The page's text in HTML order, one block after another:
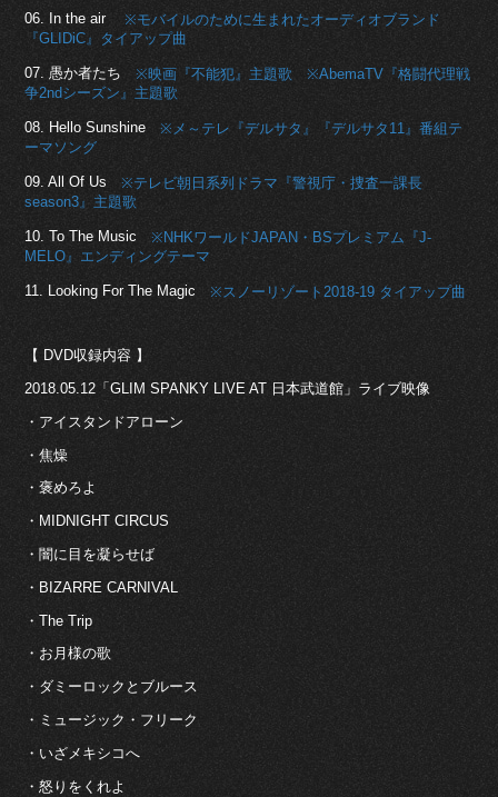
06. In the air※モバイルのために生まれたオーディオブランド
『GLIDiC』タイアップ曲
07. 愚か者たち※映画『不能犯』主題歌
※AbemaTV『格闘代理戦
争2ndシーズン』主題歌
08. Hello Sunshine※メ～テレ『デルサタ』『デルサタ11』番組テ
ーマソング
09. All Of Us※テレビ朝日系列ドラマ『警視庁・捜査一課長
season3』主題歌
10. To The Music※NHKワールドJAPAN・BSプレミアム『J-
MELO』エンディングテーマ
11. Looking For The Magic※スノーリゾート2018-19 タイアップ曲
【 DVD収録内容 】
2018.05.12「GLIM SPANKY LIVE AT 日本武道館」ライブ映像
・アイスタンドアローン
・焦燥
・褒めろよ
・MIDNIGHT CIRCUS
・闇に目を凝らせば
・BIZARRE CARNIVAL
・The Trip
・お月様の歌
・ダミーロックとブルース
・ミュージック・フリーク
・いざメキシコへ
・怒りをくれよ